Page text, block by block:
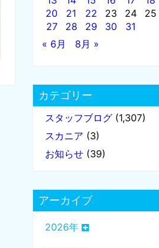
20
21 22 23 24 25
27
28 29 30
31
« 6月
8月 »
カテゴリー
スタッフブログ (1,307)
スカニア (3)
お知らせ (39)
アーカイブ
2026年